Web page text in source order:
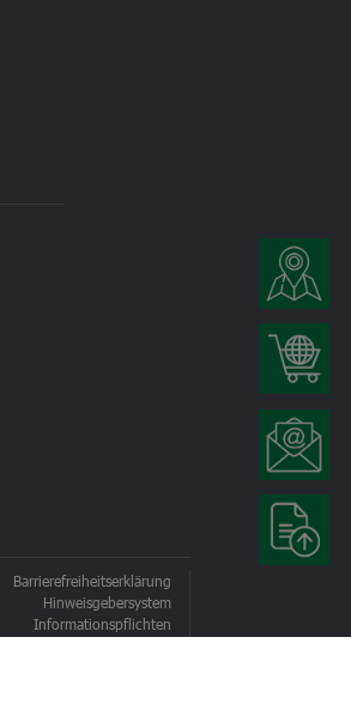
Barrierefreiheitserklärung
Hinweisgebersystem
Informationspflichten